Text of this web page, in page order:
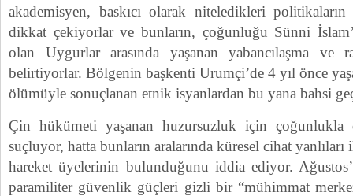
akademisyen, baskıcı olarak niteledikleri
dikkat çekiyorlar ve bunların, çoğunluğu Sünni
olan Uygurlar arasında yaşanan yabancılaşma ve
belirtiyorlar. Bölgenin başkenti Urumçi’de 4 yıl önce
ölümüyle sonuçlanan etnik isyanlardan bu yana bahsi
Çin hükümeti yaşanan huzursuzluk için çoğunlukla
suçluyor, hatta bunların aralarında küresel cihat yanlıları
hareket üyelerinin bulunduğunu iddia ediyor.
paramiliter güvenlik güçleri gizli bir “mühimmat